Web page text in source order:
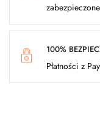
zabezpieczone
100%
Płatności z